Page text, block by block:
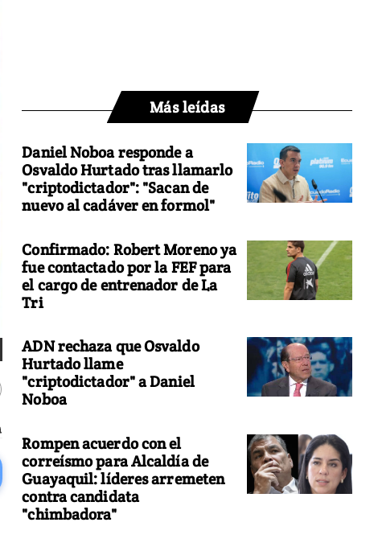
Más leídas
Daniel Noboa responde a
Osvaldo Hurtado tras llamarlo
"criptodictador": "Sacan de
nuevo al cadáver en formol"
Confirmado: Robert Moreno ya
fue contactado por la FEF para
el cargo de entrenador de La
Tri
ADN rechaza que Osvaldo
Hurtado llame
"criptodictador" a Daniel
Noboa
Rompen acuerdo con el
correísmo para Alcaldía de
Guayaquil: líderes arremeten
contra candidata
"chimbadora"